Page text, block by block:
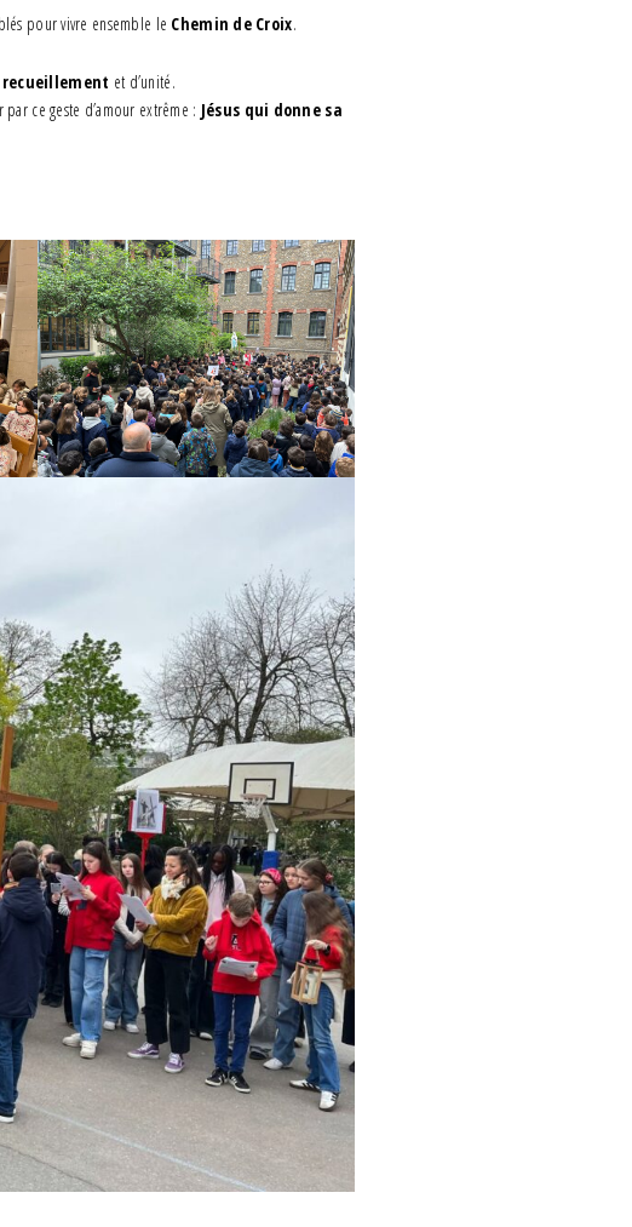
pour vivre ensemble le Chemin de Croix.
recueillement et d’unité.
ce geste d’amour extrême : Jésus qui donne sa